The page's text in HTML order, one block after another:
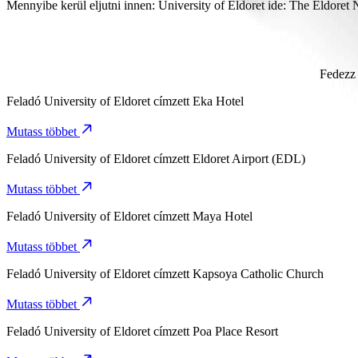
Körülbelül 14 p időt vesz igénybe eljutni innen: University of
Mennyibe kerül eljutni innen: University of Eldoret ide: The Eldoret
Az utazás várható ára innen: University of Eldoret ide: The Eldoret
Feladó University of Eldoret címzett Eka Hotel
Mutass többet
Feladó University of Eldoret címzett Eldoret Airport (EDL)
Mutass többet
Feladó University of Eldoret címzett Maya Hotel
Mutass többet
Feladó University of Eldoret címzett Kapsoya Catholic Church
Mutass többet
Feladó University of Eldoret címzett Poa Place Resort